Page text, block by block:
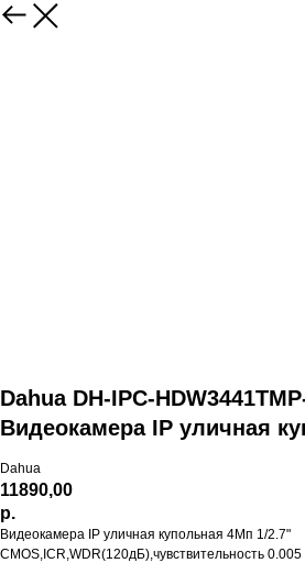
Dahua DH-IPC-
Видеокамера IP уличная
Dahua
11890,00
р.
Видеокамера IP уличная купольная 4Мп 1/2.7"
CMOS,ICR,WDR(120дБ),чувствительность